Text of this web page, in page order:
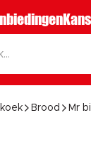
Brood Mr